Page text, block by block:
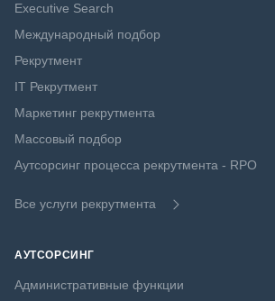
Executive Search
Международный подбор
Рекрутмент
IT Рекрутмент
Маркетинг рекрутмента
Массовый подбор
Аутсорсинг процесса рекрутмента - RPO
Все услуги рекрутмента
АУТСОРСИНГ
Административные функции